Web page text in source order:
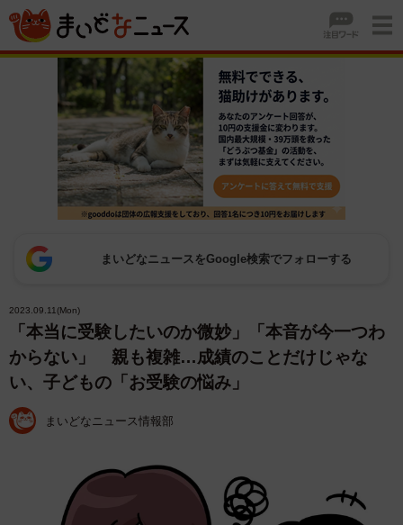
まいどなニュースをGoogle検索でフォローする
2023.09.11(Mon)
「本当に受験したいのか微妙」「本音が今一つわ
からない」 親も複雑…成績のことだけじゃな
い、子どもの「お受験の悩み」
まいどなニュース情報部